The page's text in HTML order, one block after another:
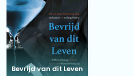
Bevrijd van dit Leven